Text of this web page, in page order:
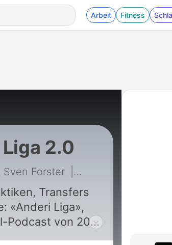
Arbeit Fitness
2.0
Sven Forster 243 - Anderi Liga
Transfers
«Anderi Liga»,
Podcast von 20